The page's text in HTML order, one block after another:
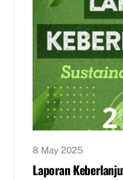
8 May 2025
Laporan